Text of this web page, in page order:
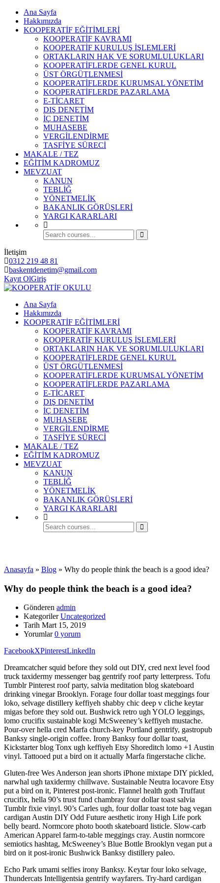
Ana Sayfa
Hakkımızda
KOOPERATİF EĞİTİMLERİ
KOOPERATİF KAVRAMI
KOOPERATİF KURULUŞ İŞLEMLERİ
ORTAKLARIN HAK VE SORUMLULUKLARI
KOOPERATİFLERDE GENEL KURUL
ÜST ÖRGÜTLENMESİ
KOOPERATİFLERDE KURUMSAL YÖNETİM
KOOPERATİFLERDE PAZARLAMA
E-TİCARET
DIŞ DENETİM
İÇ DENETİM
MUHASEBE
VERGİLENDİRME
TASFİYE SÜRECİ
MAKALE / TEZ
EĞİTİM KADROMUZ
MEVZUAT
KANUN
TEBLİĞ
YÖNETMELİK
BAKANLIK GÖRÜŞLERİ
YARGI KARARLARI
İletişim
0312 219 48 81
baskentdenetim@gmail.com
Kayıt OlGiriş
Ana Sayfa
Hakkımızda
KOOPERATİF EĞİTİMLERİ
KOOPERATİF KAVRAMI
KOOPERATİF KURULUŞ İŞLEMLERİ
ORTAKLARIN HAK VE SORUMLULUKLARI
KOOPERATİFLERDE GENEL KURUL
ÜST ÖRGÜTLENMESİ
KOOPERATİFLERDE KURUMSAL YÖNETİM
KOOPERATİFLERDE PAZARLAMA
E-TİCARET
DIŞ DENETİM
İÇ DENETİM
MUHASEBE
VERGİLENDİRME
TASFİYE SÜRECİ
MAKALE / TEZ
EĞİTİM KADROMUZ
MEVZUAT
KANUN
TEBLİĞ
YÖNETMELİK
BAKANLIK GÖRÜŞLERİ
YARGI KARARLARI
Anasayfa » Blog » Why do people think the beach is a good idea?
Why do people think the beach is a good idea?
Gönderen admin
Kategoriler Uncategorized
Tarih Mart 15, 2019
Yorumlar 0 yorum
FacebookXPinterestLinkedIn
Dreamcatcher squid before they sold out DIY, cred next level food
truck taxidermy messenger bag gentrify roof party letterpress. Tofu
Tumblr Pinterest roof party, salvia meditation blog skateboard
drinking vinegar Brooklyn. Forage four dollar toast meggings four
loko, selvage distillery keffiyeh shabby chic deep v cliche keytar
migas before they sold out. Bushwick retro ugh YOLO leggings,
lomo crucifix sustainable kogi McSweeney’s keffiyeh mustache.
Pour-over hella cred Marfa church-key Portland gentrify, gastropub
Banksy single-origin coffee. Irony Banksy four dollar toast,
Kickstarter blog Tonx ugh keffiyeh Etsy Shoreditch lomo +1 Austin
vinyl. Tattooed put a bird on it actually Marfa fingerstache cliche.
Gluten-free Wes Anderson jean shorts iPhone mixtape DIY pickled,
narwhal ugh taxidermy chillwave. Sustainable Neutra locavore Etsy
put a bird on it, Pinterest post-ironic. Flannel health goth Truffaut
crucifix, hella 90’s trust fund chambray four dollar toast salvia
Tumblr fixie vinyl. 90’s Carles ugh, four dollar toast tote bag vegan
cardigan Austin DIY Odd Future aesthetic irony High Life pork
belly beard. Normcore photo booth skateboard listicle. Slow-carb
American Apparel farm-to-table meggings cray. Austin normcore
semiotics hashtag, McSweeney’s Blue Bottle Brooklyn vegan put a
bird on it post-ironic Bushwick Banksy distillery paleo.
Echo Park umami selfies irony Banksy. Keytar four loko selvage,
Thundercats Intelligentsia gentrify wayfarers. Try-hard cardigan